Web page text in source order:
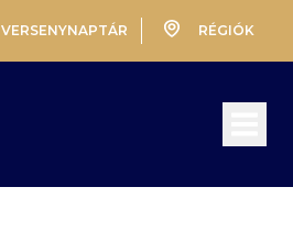
VERSENYNAPTÁR RÉGIÓK